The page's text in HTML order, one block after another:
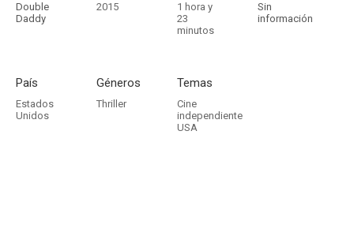
Double
Daddy
2015
1 hora y
23
minutos
Sin
información
País
Estados
Unidos
Géneros
Thriller
Temas
Cine
independiente
USA